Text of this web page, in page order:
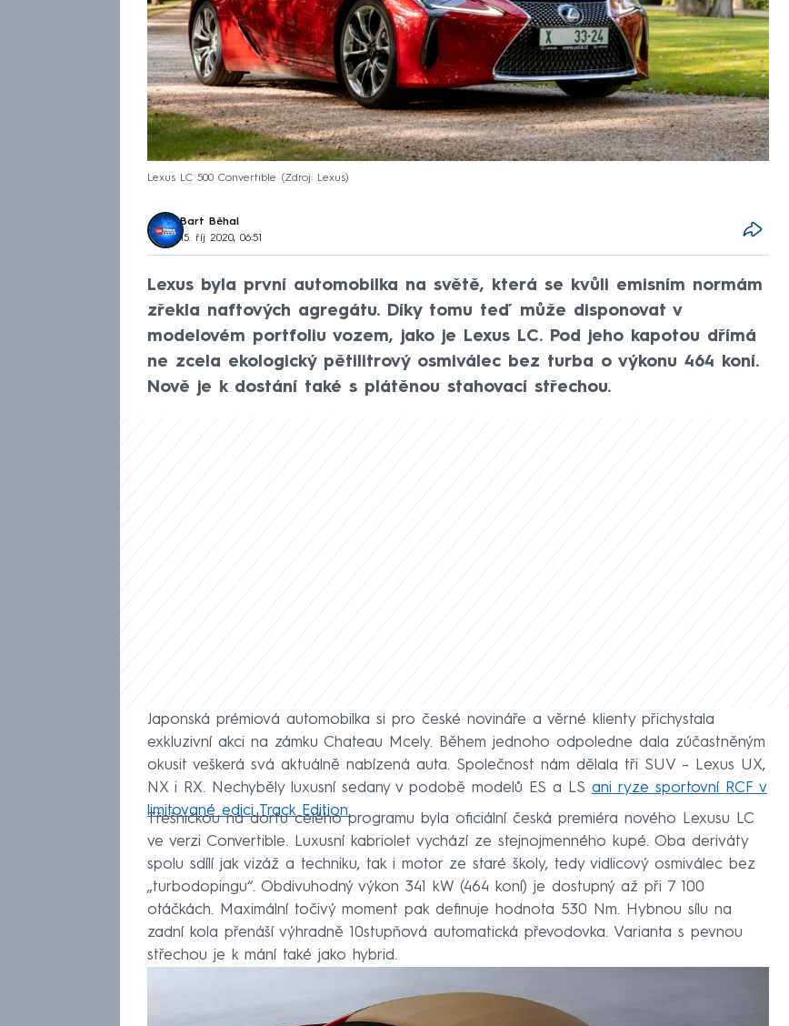
Lexus LC 500 Convertible Zdroj: Lexus
Bart Běhal
15. říj 2020, 06:51
Lexus byla první automobilka na světě, která se kvůli emisním normám
zřekla naftových agregátu. Díky tomu teď může disponovat v
modelovém portfoliu vozem, jako je Lexus LC. Pod jeho kapotou dřímá
ne zcela ekologický pětilitrový osmiválec bez turba o výkonu 464 koní.
Nově je k dostání také s plátěnou stahovací střechou.
Japonská prémiová automobilka si pro české novináře a věrné klienty přichystala
exkluzivní akci na zámku Chateau Mcely. Během jednoho odpoledne dala zúčastněným
okusit veškerá svá aktuálně nabízená auta. Společnost nám dělala tři SUV – Lexus UX,
NX i RX. Nechyběly luxusní sedany v podobě modelů ES a LS ani ryze sportovní RCF v
limitované edici Track Edition.
Třešničkou na dortu celého programu byla oficiální česká premiéra nového Lexusu LC
ve verzi Convertible. Luxusní kabriolet vychází ze stejnojmenného kupé. Oba deriváty
spolu sdílí jak vizáž a techniku, tak i motor ze staré školy, tedy vidlicový osmiválec bez
„turbodopingu“. Obdivuhodný výkon 341 kW (464 koní) je dostupný až při 7 100
otáčkách. Maximální točivý moment pak definuje hodnota 530 Nm. Hybnou sílu na
zadní kola přenáší výhradně 10stupňová automatická převodovka. Varianta s pevnou
střechou je k mání také jako hybrid.